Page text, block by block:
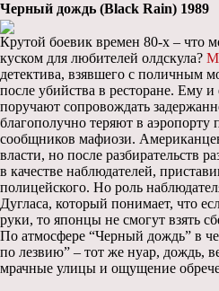
Чeрный дождь (Black Rain) 1989
Крутой боевик времен 80-х – что
куском для любителей олдскула?
детектива, взявшего с поличным
после убийства в ресторане. Ему
поручают сопровождать
благополучно теряют в аэропорту
сообщников мафиози.
власти, но после разбирательств
в качестве наблюдателей,
полицейского. Но роль
Дугласа, который понимает, что
руки, то японцы не смогут взять
По атмосфере “Черный дождь” в
по лезвию” – тот же нуар, дождь,
мрачные улицы и ощущение